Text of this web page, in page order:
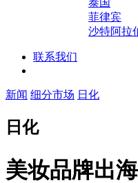
泰国
菲律宾
沙特阿拉
联系我们
新闻 细分市场 日化
日化
美妆品牌出